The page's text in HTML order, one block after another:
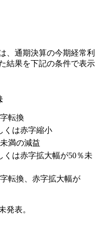
、通期決算の今期経常利
結果を下記の条件で表示
転換
くは赤字縮小
満の減益
くは赤字拡大幅が50％未
転換、赤字拡大幅が
発表。